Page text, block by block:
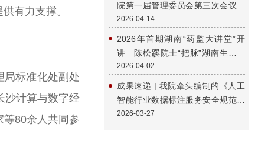
有力支撑。
标准化处副处
沙计算与数字经
80余人共同参
院第一届管理委员会第三次会议在
长沙顺利召开
2026-04-14
2026年首期湖南“药监大讲堂”开
讲 陈松蹊院士“把脉”湖南生物医
药产业发展
2026-04-02
成果速递 | 我院牵头编制的《人工
智能行业数据标注服务安全规范》
省级地方标准正式发布
2026-03-27